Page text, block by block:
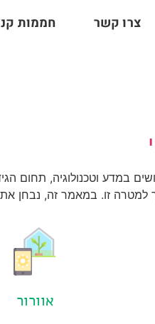
צרו קשר
חממות
במדע וטכנולוגיה, תחום
זו. במאמר זה, נבחן
אוורור